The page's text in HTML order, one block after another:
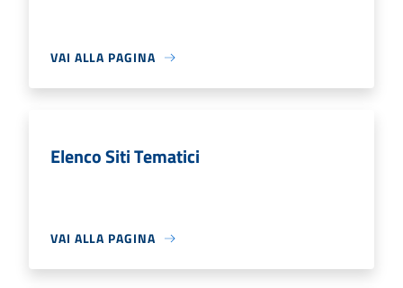
VAI ALLA PAGINA
Elenco Siti Tematici
VAI ALLA PAGINA